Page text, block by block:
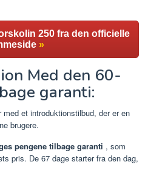
250 fra den officielle
»
Med den 60-
garanti:
et introduktionstilbud, der er en
brugere.
pengene tilbage garanti , som
pris. De 67 dage starter fra den dag,